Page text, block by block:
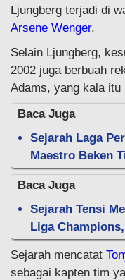
Ljungberg terjadi di
Arsene Wenger.
Selain Ljungberg,
2002 juga berbuah
Adams, yang kala itu
Baca Juga
Sejarah Laga
Maestro Beken
Baca Juga
Sejarah Tensi
Liga
Sejarah mencatat
sebagai kapten tim